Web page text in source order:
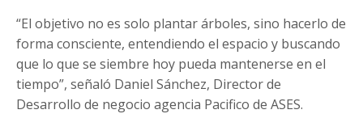
“El objetivo no es solo plantar árboles, sino hacerlo de
forma consciente, entendiendo el espacio y buscando
que lo que se siembre hoy pueda mantenerse en el
tiempo”, señaló Daniel Sánchez, Director de
Desarrollo de negocio agencia Pacifico de ASES.